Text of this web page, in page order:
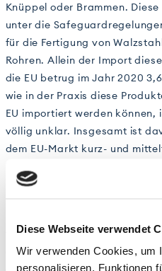
Diese Webseite verwendet
Wir verwenden Cookies, um
personalisieren, Funktionen
Knüppel oder Brammen.
unter die
für die Fertigung von
Rohren. Allein der Import
die EU betrug im Jahr 2020
wie in der Praxis diese
EU importiert werden
völlig unklar. Insgesamt ist
dem EU-Markt kurz- und
waren schon im letzten Jahr
den letzten Wochen sind